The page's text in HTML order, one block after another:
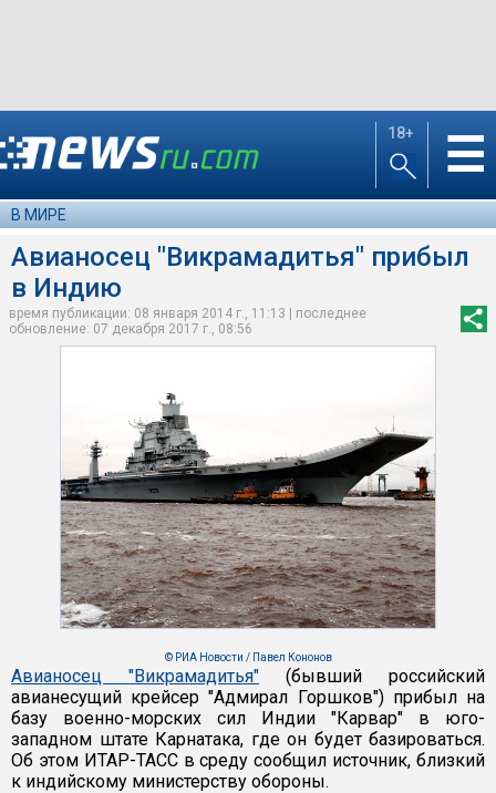
18+ ☰
В МИРЕ
Авианосец "Викрамадитья" прибыл
в Индию
время публикации: 08 января 2014 г., 11:13 | последнее
обновление: 07 декабря 2017 г., 08:56
© РИА Новости / Павел Кононов
Авианосец "Викрамадитья" (бывший российский
авианесущий крейсер "Адмирал Горшков") прибыл на
базу военно-морских сил Индии "Карвар" в юго-
западном штате Карнатака, где он будет базироваться.
Об этом ИТАР-ТАСС в среду сообщил источник, близкий
к индийскому министерству обороны.